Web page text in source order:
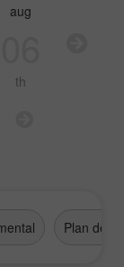
aug
th
Plan de